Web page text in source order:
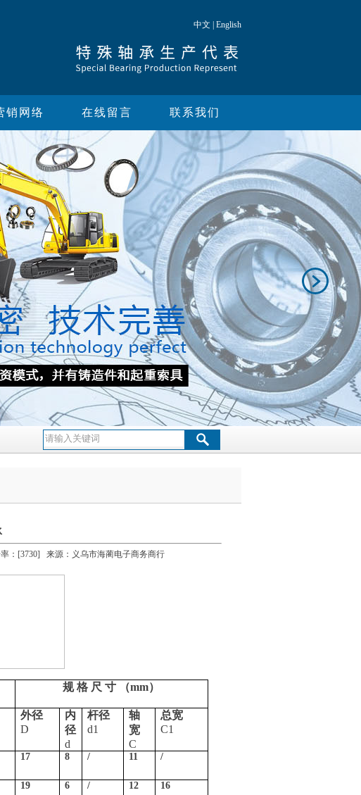
中文 English
销网络 在线留言 联系我们
械配件 关节轴承 轧机轴承 滚针轴承
：[3730] 来源：义乌市海蔺电子商务商行
规 格 尺 寸 （mm）
外径
D
内
径
d
杆径
d1
轴
宽
C
总宽
C1
17 8 / 11 /
19 6 / 12
16